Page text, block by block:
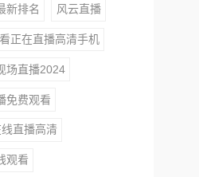
新排名 风云直播
正在直播高清手机
场直播2024
免费观看
直播高清
观看